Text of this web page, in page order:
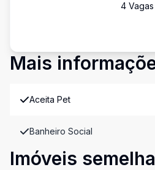
4 Vagas
Mais
Aceita Pet
Banheiro Social
Imóveis